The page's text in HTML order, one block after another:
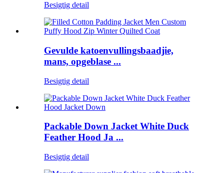
Besigtig detail
Gevulde katoenvullingsbaadjie,
mans, opgeblase ...
Besigtig detail
Packable Down Jacket White Duck
Feather Hood Ja ...
Besigtig detail